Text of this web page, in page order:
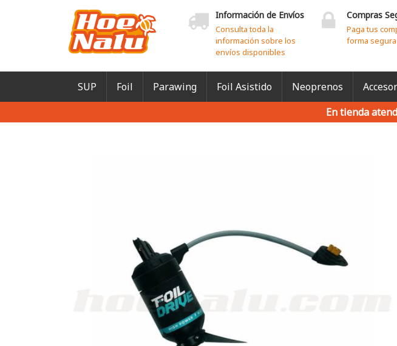
Información de Envíos
Consulta toda la
información sobre los
envíos disponibles
Compras
Paga tus
forma segura
SUP Foil Parawing Foil Asistido Neoprenos
En tienda